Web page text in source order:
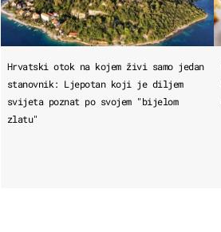
Hrvatski otok na kojem živi samo jedan
stanovnik: Ljepotan koji je diljem
svijeta poznat po svojem "bijelom
zlatu"